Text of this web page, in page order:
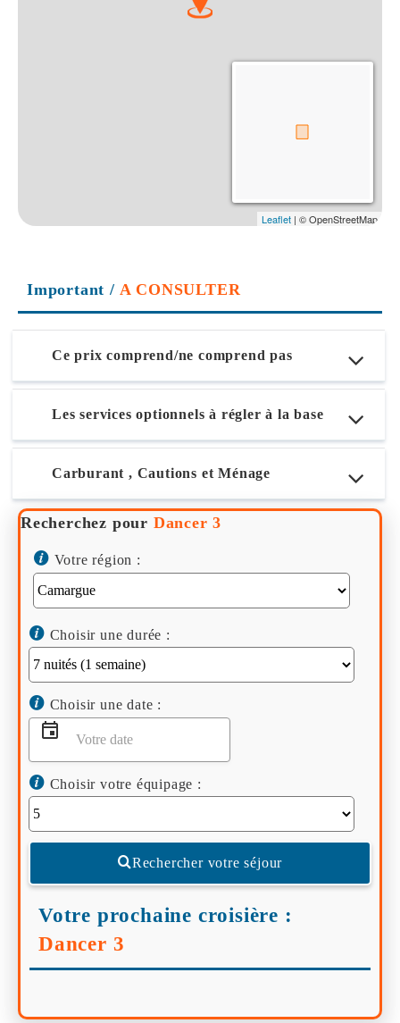
Important / A CONSULTER
Ce prix comprend/ne comprend pas
Les services optionnels à régler à la base
Carburant , Cautions et Ménage
Recherchez pour Dancer 3
Votre région :
Choisir une durée :
Choisir une date :
Choisir votre équipage :
Rechercher votre séjour
Votre prochaine croisière :
Dancer 3